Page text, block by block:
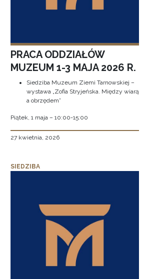
PRACA ODDZIAŁÓW
MUZEUM 1-3 MAJA 2026 R.
Siedziba Muzeum Ziemi Tarnowskiej –
wystawa „Zofia Stryjeńska. Między wiarą
a obrzędem”
Piątek, 1 maja – 10:00-15:00
27 kwietnia, 2026
SIEDZIBA